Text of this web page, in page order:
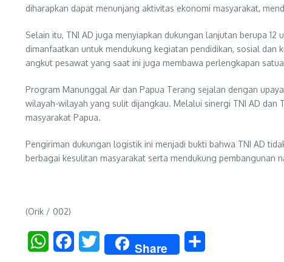
diharapkan dapat menunjang aktivitas ekonomi masyarakat,
Selain itu, TNI AD juga menyiapkan dukungan lanjutan berupa
dimanfaatkan untuk mendukung kegiatan pendidikan, sosial
angkut pesawat yang saat ini juga membawa perlengkapan
Program Manunggal Air dan Papua Terang sejalan dengan
wilayah-wilayah yang sulit dijangkau. Melalui sinergi TNI AD
masyarakat Papua.
Pengiriman dukungan logistik ini menjadi bukti bahwa TNI AD
berbagai kesulitan masyarakat serta mendukung pembangunan
(Orik / 002)
WhatsAppFacebookTwitter Share